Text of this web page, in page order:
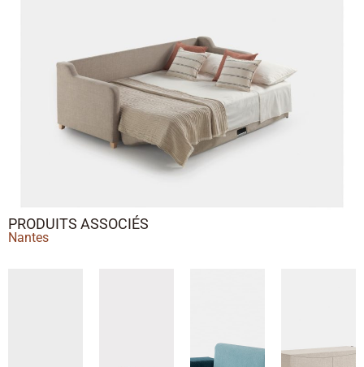
PRODUITS ASSOCIÉS
Nantes